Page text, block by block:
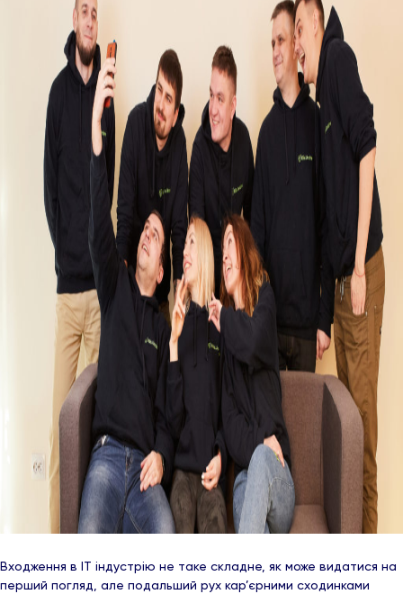
Входження в IT індустрію не таке складне, як може видатися на
перший погляд, але подальший рух кар’єрними сходинками